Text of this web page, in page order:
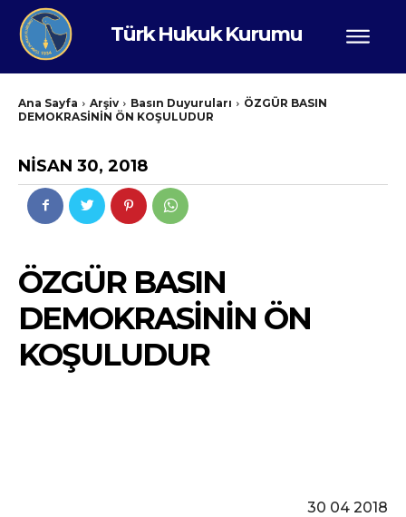
Türk Hukuk Kurumu
Ana Sayfa Arşiv Basın Duyuruları
ÖZGÜR BASIN
DEMOKRASİNİN ÖN KOŞULUDUR
NISAN 30, 2018
ÖZGÜR BASIN
DEMOKRASİNİN ÖN
KOŞULUDUR
30 04 2018